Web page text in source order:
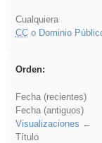
Cualquiera
CCo Dominio
Orden:
Fecha (recientes)
Fecha (antiguos)
Visualizaciones
Título